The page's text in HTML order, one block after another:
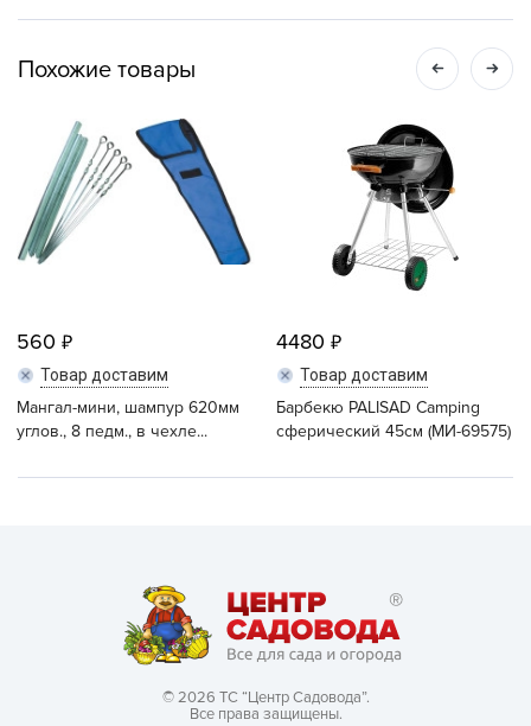
Похожие товары
560
Товар доставим
Мангал-мини, шампур 620мм
углов., 8 педм., в чехле...
4480
Товар доставим
Барбекю PALISAD Camping
сферический 45см (МИ-69575)
© 2026 ТС “Центр Садовода”.
Все права защищены.